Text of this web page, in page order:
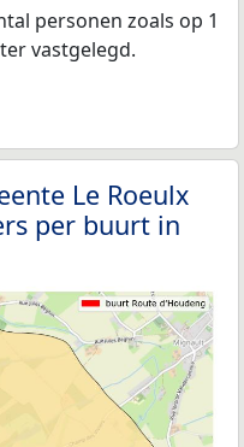
personen zoals op 1
vastgelegd.
Le Roeulx
per buurt in